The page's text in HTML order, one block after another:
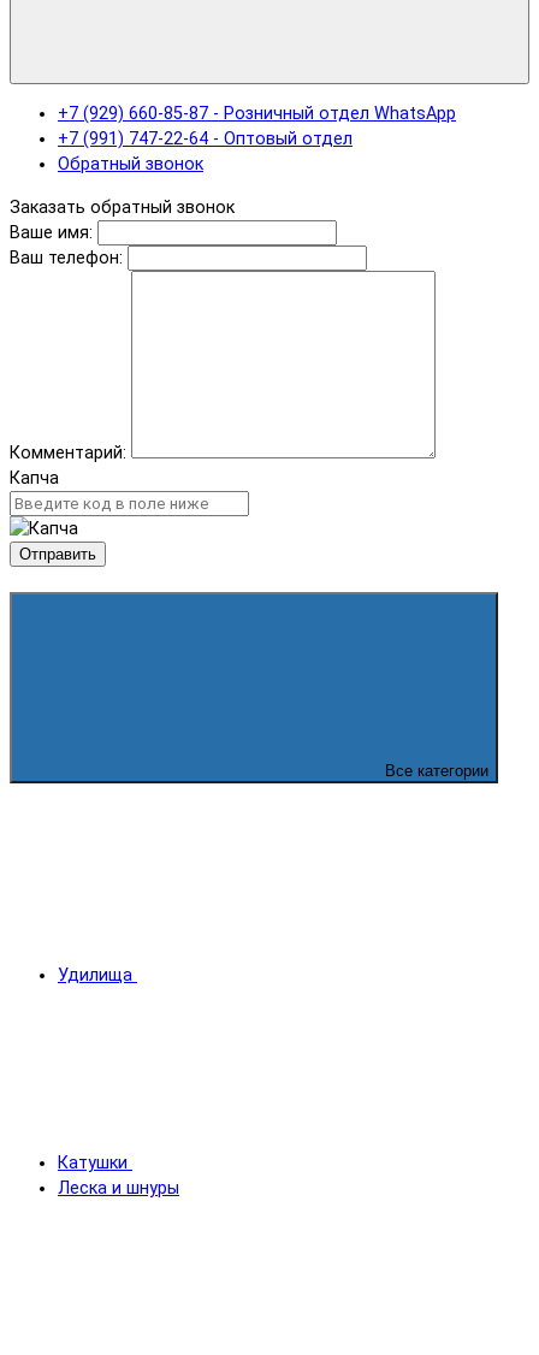
+7 (929) 660-85-87 - Розничный отдел WhatsApp
+7 (991) 747-22-64 - Оптовый отдел
Обратный звонок
Заказать обратный звонок
Ваше имя:
Ваш телефон:
Комментарий:
Капча
Отправить
Все категории
Удилища
Катушки
Леска и шнуры